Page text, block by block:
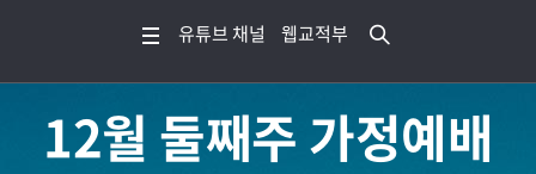
유튜브 채널 웹교적부
12월 둘째주 가정예배